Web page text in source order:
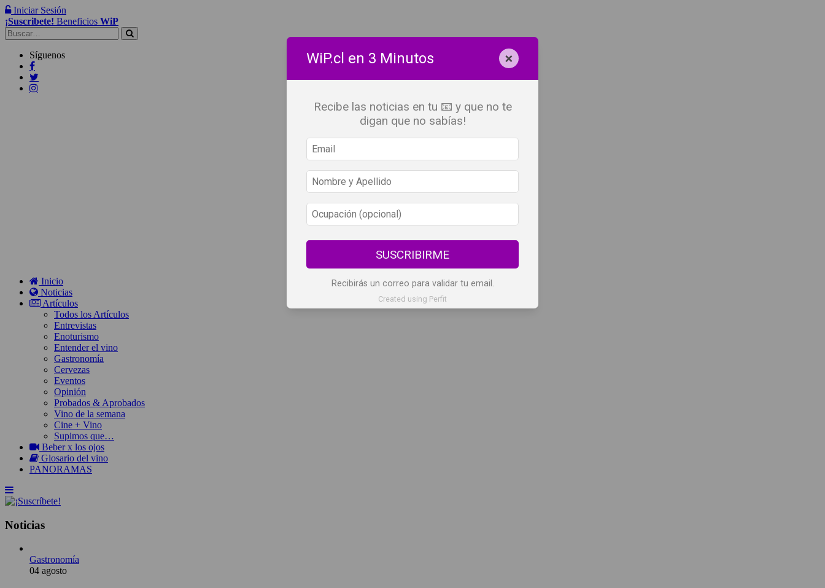
Iniciar Sesión
¡Suscribete! Beneficios WiP
Buscar:
Síguenos
Inicio
Noticias
Artículos
Todos los Artículos
Entrevistas
Enoturismo
Entender el vino
Gastronomía
Cervezas
Eventos
Opinión
Probados & Aprobados
Vino de la semana
Cine + Vino
Supimos que…
Beber x los ojos
Glosario del vino
PANORAMAS
Noticias
Gastronomía
04 agosto
WiP.cl en 3 Minutos ×
Recibe las noticias en tu 📧 y que no te
digan que no sabías!
SUSCRIBIRME
Recibirás un correo para validar tu email.
Created using Perfit